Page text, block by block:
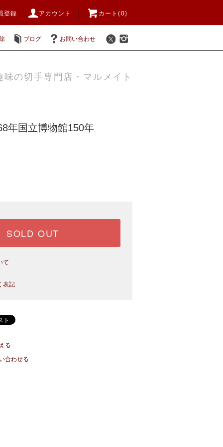
登録 アカウント カート(0)
ブログ お問い合わせ
味の切手専門店・マルメイト
年国立博物館150年
SOLD OUT
て
表記
る
合わせる